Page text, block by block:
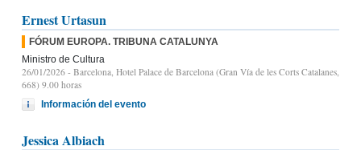
Ernest Urtasun
FÓRUM EUROPA. TRIBUNA CATALUNYA
Ministro de Cultura
26/01/2026 - Barcelona, Hotel Palace de Barcelona (Gran Vía de les Corts Catalanes,
668) 9.00 horas
Información del evento
Jessica Albiach